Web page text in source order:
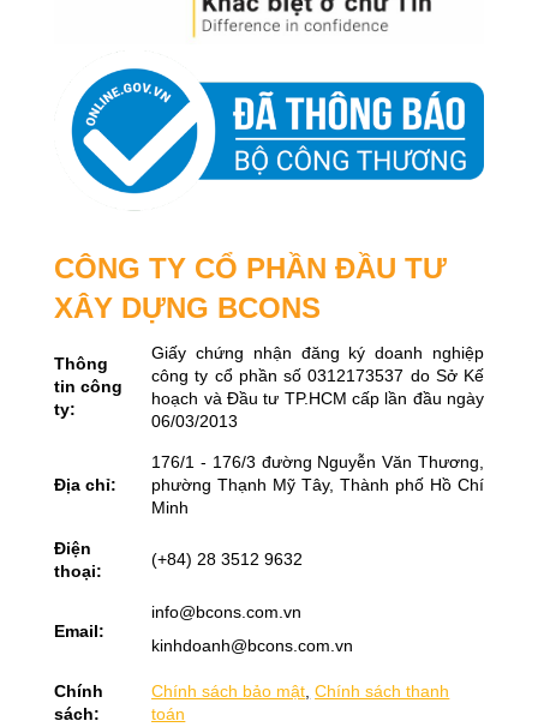
CÔNG TY CỔ PHẦN ĐẦU TƯ
XÂY DỰNG BCONS
Thông
tin công
ty:
Giấy chứng nhận đăng ký doanh nghiệp
công ty cổ phần số 0312173537 do Sở Kế
hoạch và Đầu tư TP.HCM cấp lần đầu ngày
06/03/2013
Địa chỉ:
176/1 - 176/3 đường Nguyễn Văn Thương,
phường Thạnh Mỹ Tây, Thành phố Hồ Chí
Minh
Điện
thoại:
(+84) 28 3512 9632
Email:
info@bcons.com.vn
kinhdoanh@bcons.com.vn
Chính
sách:
Chính sách bảo mật, Chính sách thanh
toán